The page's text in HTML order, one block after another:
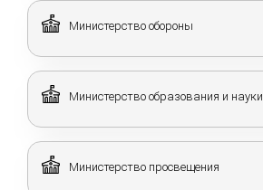
Министерство обороны
Министерство образования и науки
Министерство просвещения